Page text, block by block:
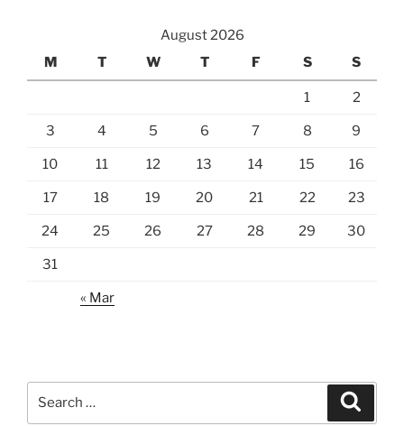
August 2026
M
T W T F S S
1 2
3 4 5 6 7 8 9
10 11 12 13 14 15 16
17 18 19 20 21 22 23
24 25 26 27 28 29 30
31
« Mar